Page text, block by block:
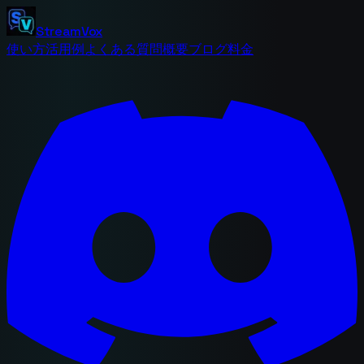
StreamVox
使い方活用例よくある質問概要ブログ料金